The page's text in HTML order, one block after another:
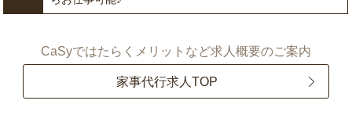
CaSyではたらくメリットなど求人概要のご案内
家事代行求人TOP